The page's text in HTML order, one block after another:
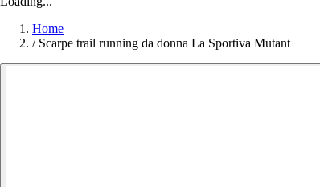
Home
/ Scarpe trail running da donna La Sportiva Mutant